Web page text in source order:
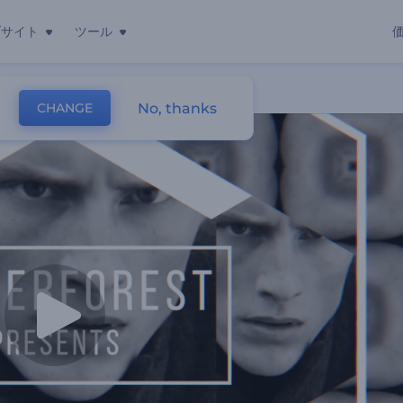
イト ツール
CHANGE No, thanks